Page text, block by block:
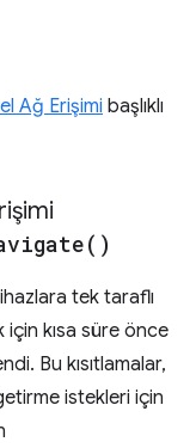
Ağ Erişimi başlıklı
)
tek taraflı
kısa süre önce
Bu kısıtlamalar,
istekleri için